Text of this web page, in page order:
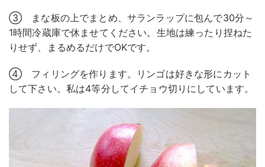
③ まな板の上でまとめ、サランラップに包んで30分～
1時間冷蔵庫で休ませてください。生地は練ったり捏ねた
りせず、まるめるだけでOKです。
④ フィリングを作ります。リンゴは好きな形にカット
して下さい。私は4等分してイチョウ切りにしています。